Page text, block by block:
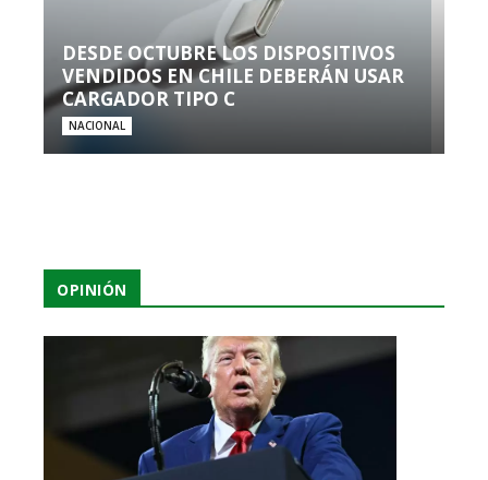
DESDE OCTUBRE LOS DISPOSITIVOS
VENDIDOS EN CHILE DEBERÁN USAR
CARGADOR TIPO C
NACIONAL
OPINIÓN